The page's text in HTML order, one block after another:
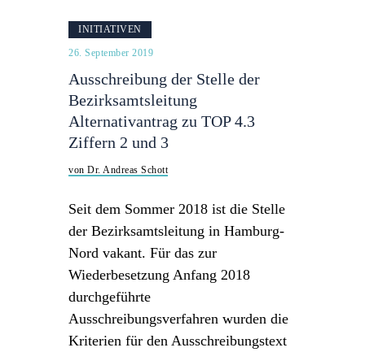
INITIATIVEN
26. September 2019
Ausschreibung der Stelle der
Bezirksamtsleitung
Alternativantrag zu TOP 4.3
Ziffern 2 und 3
von Dr. Andreas Schott
Seit dem Sommer 2018 ist die Stelle
der Bezirksamtsleitung in Hamburg-
Nord vakant. Für das zur
Wiederbesetzung Anfang 2018
durchgeführte
Ausschreibungsverfahren wurden die
Kriterien für den Ausschreibungstext